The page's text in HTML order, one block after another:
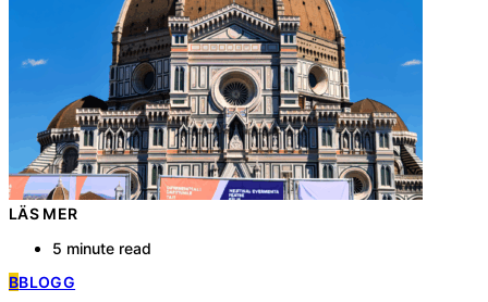
LÄS MER
5 minute read
BBLOGG